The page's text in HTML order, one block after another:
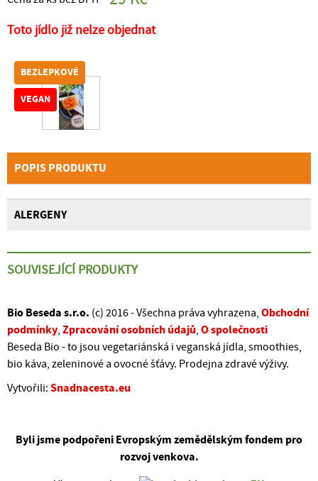
BEZLEPKOVÉ
VEGAN
Toto jídlo již nelze objednat
POPIS PRODUKTU
ALERGENY
SOUVISEJÍCÍ PRODUKTY
Bio Beseda s.r.o. (c) 2016 - Všechna práva vyhrazena, Obchodní
podmínky, Zpracování osobních údajů, O společnosti
Beseda Bio - to jsou vegetariánská i veganská jídla, smoothies,
bio káva, zeleninové a ovocné šťávy. Prodejna zdravé výživy.
Vytvořili: Snadnacesta.eu
Byli jsme podpořeni Evropským zemědělským fondem pro
rozvoj venkova.